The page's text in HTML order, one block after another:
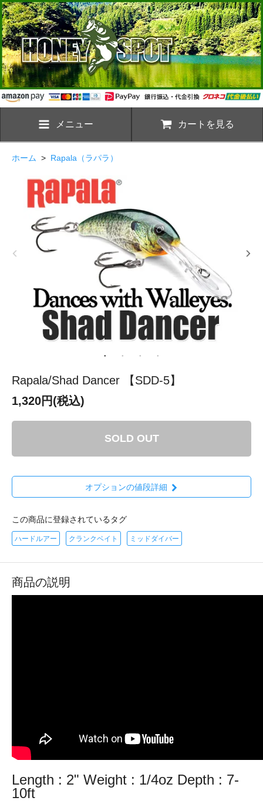
メニュー カートを見る
ホーム > Rapala（ラパラ）
Rapala/Shad Dancer 【SDD-5】
1,320円(税込)
SOLD OUT
オプションの値段詳細
この商品に登録されているタグ
ハードルアー クランクベイト ミッドダイバー
商品の説明
Length : 2" Weight : 1/4oz Depth : 7-
10ft